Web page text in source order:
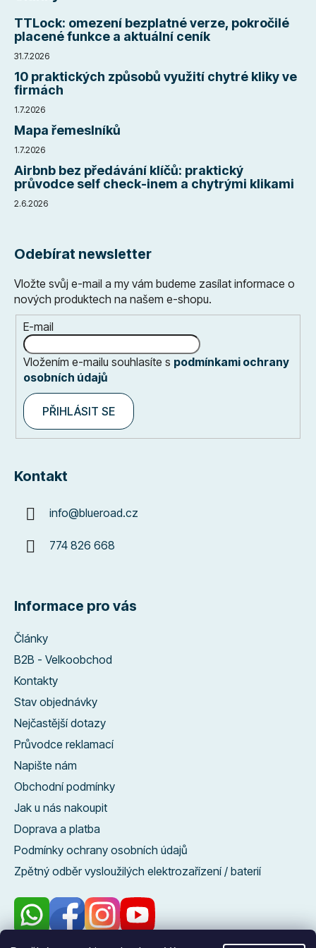
TTLock: omezení bezplatné verze, pokročilé
placené funkce a aktuální ceník
31.7.2026
10 praktických způsobů využití chytré kliky ve
firmách
1.7.2026
Mapa řemeslníků
1.7.2026
Airbnb bez předávání klíčů: praktický
průvodce self check-inem a chytrými klikami
2.6.2026
Odebírat newsletter
Vložte svůj e-mail a my vám budeme zasílat informace o
nových produktech na našem e-shopu.
E-mail
Vložením e-mailu souhlasíte s podmínkami ochrany
osobních údajů
PŘIHLÁSIT SE
Kontakt
info@blueroad.cz
774 826 668
Informace pro vás
Články
B2B - Velkoobchod
Kontakty
Stav objednávky
Nejčastější dotazy
Průvodce reklamací
Napište nám
Obchodní podmínky
Jak u nás nakoupit
Doprava a platba
Podmínky ochrany osobních údajů
Zpětný odběr vysloužilých elektrozařízení / baterií